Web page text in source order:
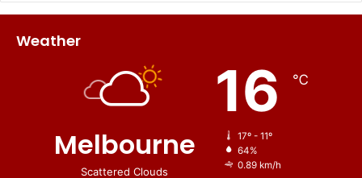
Weather
Melbourne
Scattered Clouds
16 ℃
17º - 11º
64%
0.89 km/h